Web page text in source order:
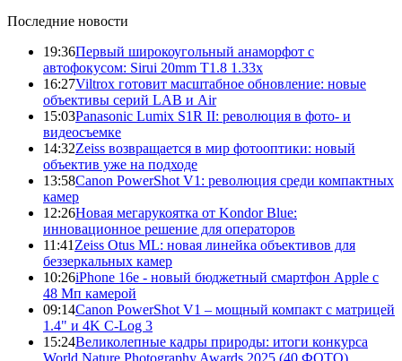
Последние новости
19:36Первый широкоугольный анаморфот с
автофокусом: Sirui 20mm T1.8 1.33x
16:27Viltrox готовит масштабное обновление: новые
объективы серий LAB и Air
15:03Panasonic Lumix S1R II: революция в фото- и
видеосъемке
14:32Zeiss возвращается в мир фотооптики: новый
объектив уже на подходе
13:58Canon PowerShot V1: революция среди компактных
камер
12:26Новая мегарукоятка от Kondor Blue:
инновационное решение для операторов
11:41 Zeiss Otus ML: новая линейка объективов для
беззеркальных камер
10:26iPhone 16e - новый бюджетный смартфон Apple с
48 Мп камерой
09:14Canon PowerShot V1 – мощный компакт с матрицей
1.4" и 4K C-Log 3
15:24Великолепные кадры природы: итоги конкурса